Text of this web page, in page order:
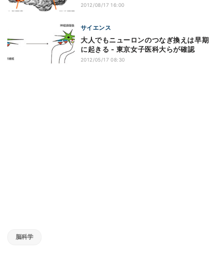
2012/08/17 16:00
サイエンス
大人でもニューロンのつなぎ換えは早期
に起きる - 東京女子医科大らが確認
2012/05/17 08:30
脳科学